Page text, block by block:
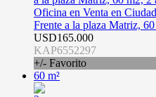
Oficina en Venta en
Frente a la plaza Matriz,
USD165.000
KAP6552297
+/- Favorito
60 m²